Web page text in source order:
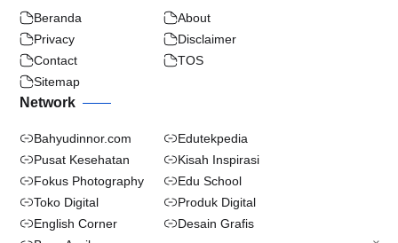
Beranda
About
Privacy
Disclaimer
Contact
TOS
Sitemap
Network
Bahyudinnor.com
Edutekpedia
Pusat Kesehatan
Kisah Inspirasi
Fokus Photography
Edu School
Toko Digital
Produk Digital
English Corner
Desain Grafis